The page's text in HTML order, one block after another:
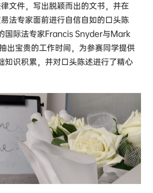
文件，写出脱颖而出的文书，并在
法专家面前进行自信自如的口头陈
国际法专家Francis Snyder与Mark
出宝贵的工作时间，为参赛同学提供
知识积累，并对口头陈述进行了精心